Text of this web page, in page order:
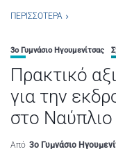
ΠΕΡΙΣΣΌΤΕΡΑ
3ο Γυμνάσιο Ηγουμενίτσας
Πρακτικό
για την
στο Ναύπλιο
Από 3ο Γυμνάσιο